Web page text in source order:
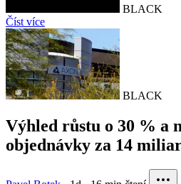
BLACK
Číst více
BLACK
Výhled růstu o 30 % a
objednávky za 14